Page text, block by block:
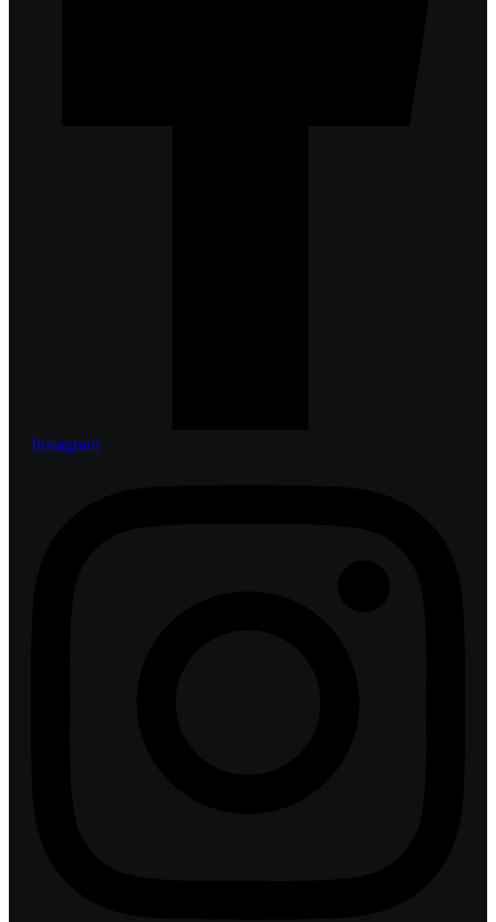
Instagram